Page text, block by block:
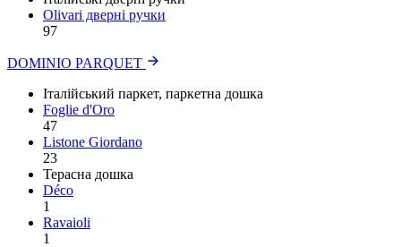
Olivari дверні ручки
97
DOMINIO PARQUET
Італійський паркет, паркетна дошка
Foglie d'Oro
47
Listone Giordano
23
Терасна дошка
Déco
1
Ravaioli
1